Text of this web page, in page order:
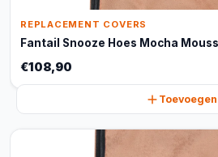
REPLACEMENT COVERS
Fantail Snooze Hoes Mocha
€108,90
Toevoegen